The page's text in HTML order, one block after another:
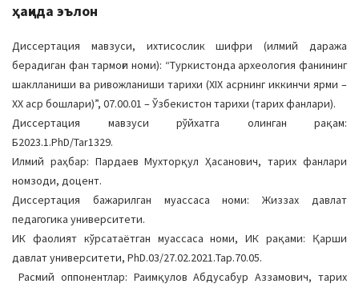
ҳақида эълон
Диссертация мавзуси, ихтисослик шифри (илмий даража
берадиган фан тармоғи номи): “Туркистонда археология фанининг
шаклланиши ва ривожланиши тарихи (XIX асрнинг иккинчи ярми –
ХХ аср бошлари)”, 07.00.01 – Ўзбекистон тарихи (тарих фанлари).
Диссертация мавзуси рўйхатга олинган рақам:
Б2023.1.PhD/Tar1329.
Илмий раҳбар: Пардаев Мухторқул Ҳасанович, тарих фанлари
номзоди, доцент.
Диссертация бажарилган муассаса номи: Жиззах давлат
педагогика университети.
ИК фаолият кўрсатаётган муассаса номи, ИК рақами: Қарши
давлат университети, PhD.03/27.02.2021.Тар.70.05.
Расмий оппонентлар: Раимқулов Абдусабур Аззамович, тарих